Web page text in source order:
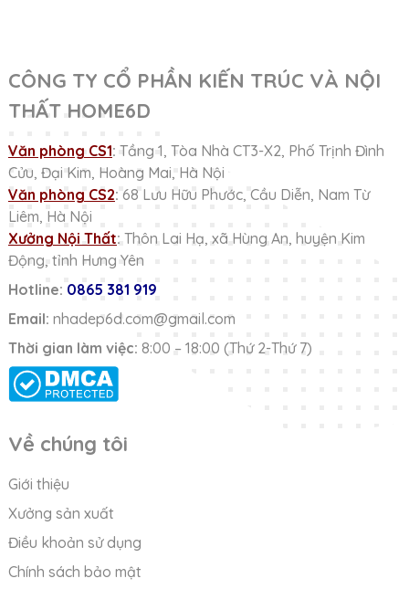
CÔNG TY CỔ PHẦN KIẾN TRÚC VÀ NỘI
THẤT HOME6D
Văn phòng CS1: Tầng 1, Tòa Nhà CT3-X2, Phố Trịnh Đình
Cửu, Đại Kim, Hoàng Mai, Hà Nội
Văn phòng CS2: 68 Lưu Hữu Phước, Cầu Diễn, Nam Từ
Liêm, Hà Nội
Xưởng Nội Thất: Thôn Lai Hạ, xã Hùng An, huyện Kim
Động, tỉnh Hưng Yên
Hotline: 0865 381 919
Email: nhadep6d.com@gmail.com
Thời gian làm việc: 8:00 – 18:00 (Thứ 2-Thứ 7)
Về chúng tôi
Giới thiệu
Xưởng sản xuất
Điều khoản sử dụng
Chính sách bảo mật